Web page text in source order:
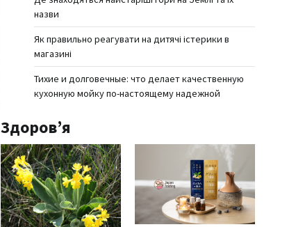
назви
Як правильно реагувати на дитячі істерики в
магазині
Тихие и долговечные: что делает качественную
кухонную мойку по-настоящему надежной
Здоров’я